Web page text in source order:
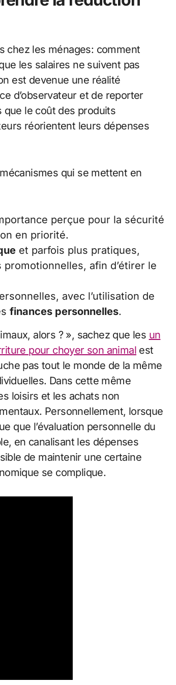
chez les ménages: comment
les salaires ne suivent pas
est devenue une réalité
d’observateur et de reporter
que le coût des produits
réorientent leurs dépenses
qui se mettent en
perçue pour la sécurité
en priorité.
et parfois plus pratiques,
afin d’étirer le
avec l’utilisation de
finances personnelles.
alors ? », sachez que les un
pour choyer son animal est
pas tout le monde de la même
Dans cette même
loisirs et les achats non
Personnellement, lorsque
que l’évaluation personnelle du
en canalisant les dépenses
de maintenir une certaine
se complique.